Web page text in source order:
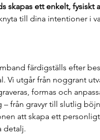
skapas ett enkelt, fysiskt
till dina intentioner i
färdigställs efter
Vi utgår från noggrant
formas och
– från gravyr till slutlig
att skapa ett
detalj.